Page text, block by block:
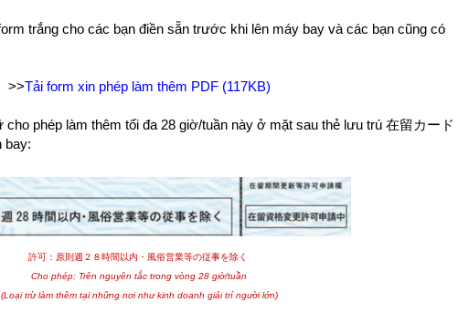
trắng cho các bạn điền sẵn trước khi lên máy bay và các bạn cũng có
>>Tải form xin phép làm thêm PDF (117KB)
phép làm thêm tối đa 28 giờ/tuần này ở mặt sau thẻ lưu trú 在留カード
bay:
許可：原則週２８時間以内・風俗営業等の従事を除く
Cho phép: Trên nguyên tắc trong vòng 28 giờ/tuần
(Loại trừ làm thêm tại những nơi như kinh doanh giải trí người lớn)